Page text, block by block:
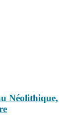
Néolithique,